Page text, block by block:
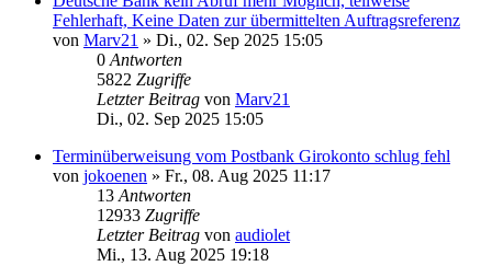
Fehlerhaft, Keine Daten zur übermittelten Auftragsreferenz
von Marv21 » Di., 02. Sep 2025 15:05
0 Antworten
5822 Zugriffe
Letzter Beitrag von Marv21
Di., 02. Sep 2025 15:05
Terminüberweisung vom Postbank Girokonto schlug fehl
von jokoenen » Fr., 08. Aug 2025 11:17
13 Antworten
12933 Zugriffe
Letzter Beitrag von audiolet
Mi., 13. Aug 2025 19:18